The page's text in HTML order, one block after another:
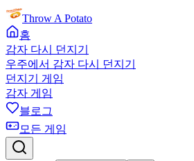
Throw A Potato
홈
감자 다시 던지기
우주에서 감자 다시 던지기
던지기 게임
감자 게임
블로그
모든 게임